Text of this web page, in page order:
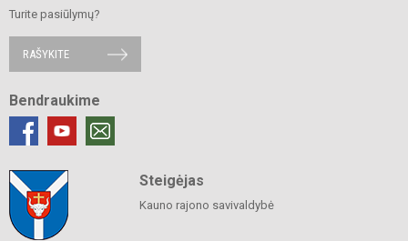
Turite pasiūlymų?
RAŠYKITE
Bendraukime
Steigėjas
Kauno rajono savivaldybė